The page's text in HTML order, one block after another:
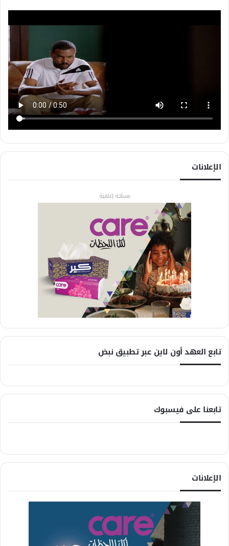
الإعلانات
مساحة إعلانية
تابع العهد أون لاين عبر تطبيق نبض
تابعنا على فيسبوك
الإعلانات